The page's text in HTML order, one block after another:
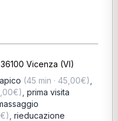
Vicenza (VI)
(45 min · 45,00€)
prima visita
rieducazione